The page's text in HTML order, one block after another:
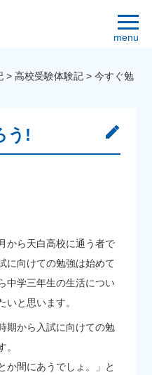
menu
>高校受験体験記 >今すぐ勉
う!
から天白高校に通う者で
に向けての勉強は始めて
中学三年生の生活につい
いと思います。
期から入試に向けての勉
か間にあうでしょ。」と